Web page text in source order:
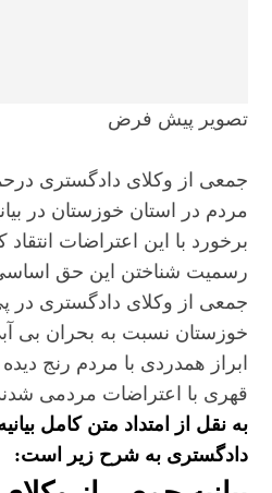
تصویر پیش فرض
جمعی از وکلای دادگستری
مردم در استان خوزستان در
برخورد با این اعتراضات
رسمیت شناختن این حق
جمعی از وکلای دادگستری در
خوزستان نسبت به بحران بی
ابراز همدردی با مردم رنج
قهری با اعتراضات مردمی
به نقل از
امتداد متن کامل
دادگستری به شرح زیر است: